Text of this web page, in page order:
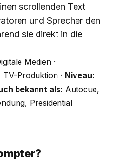
scrollenden Text
und Sprecher den
sie direkt in die
Medien ·
TV-Produktion · Niveau:
bekannt als: Autocue,
Presidential